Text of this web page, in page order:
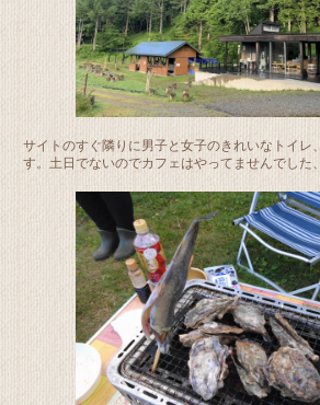
サイトのすぐ隣りに男子と女子のきれいなトイレ
す。土日でないのでカフェはやってませんでした